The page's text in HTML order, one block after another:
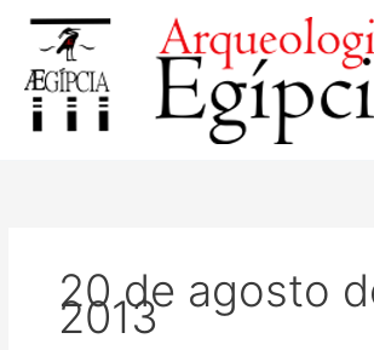
conteúdo
20 de agosto
2013